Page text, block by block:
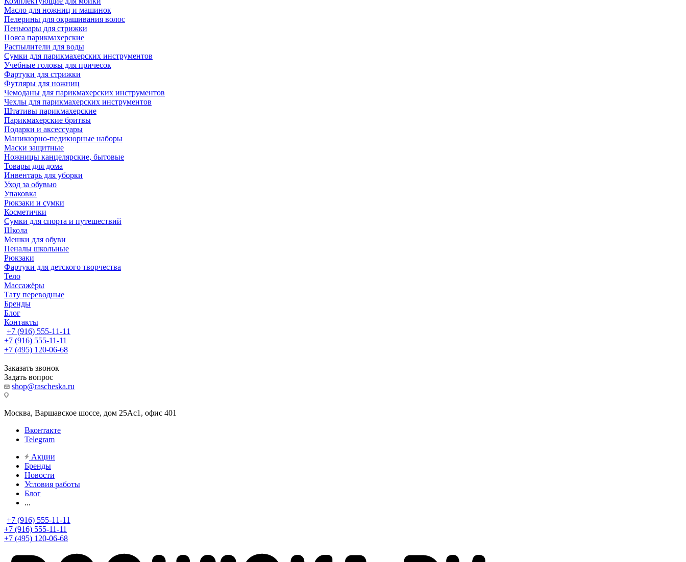
Масло для ножниц и машинок
Пелерины для окрашивания волос
Пеньюары для стрижки
Пояса парикмахерские
Распылители для воды
Сумки для парикмахерских инструментов
Учебные головы для причесок
Фартуки для стрижки
Футляры для ножниц
Чемоданы для парикмахерских инструментов
Чехлы для парикмахерских инструментов
Штативы парикмахерские
Парикмахерские бритвы
Подарки и аксессуары
Маникюрно-педикюрные наборы
Маски защитные
Ножницы канцелярские, бытовые
Товары для дома
Инвентарь для уборки
Уход за обувью
Упаковка
Рюкзаки и сумки
Косметички
Сумки для спорта и путешествий
Школа
Мешки для обуви
Пеналы школьные
Рюкзаки
Фартуки для детского творчества
Тело
Массажёры
Тату переводные
Бренды
Блог
Контакты
+7 (916) 555-11-11
+7 (916) 555-11-11
+7 (495) 120-06-68
Заказать звонок
Задать вопрос
shop@rascheska.ru
Москва, Варшавское шоссе, дом 25Аc1, офис 401
Вконтакте
Telegram
Акции
Бренды
Новости
Условия работы
Блог
...
+7 (916) 555-11-11
+7 (916) 555-11-11
+7 (495) 120-06-68